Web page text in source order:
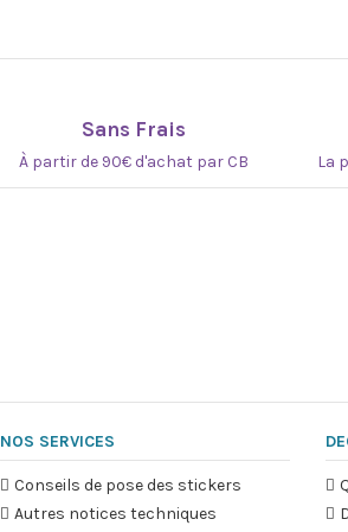
Sans Frais
À partir de 90€ d'achat par CB La
NOS SERVICES
Conseils de pose des stickers
Autres notices techniques